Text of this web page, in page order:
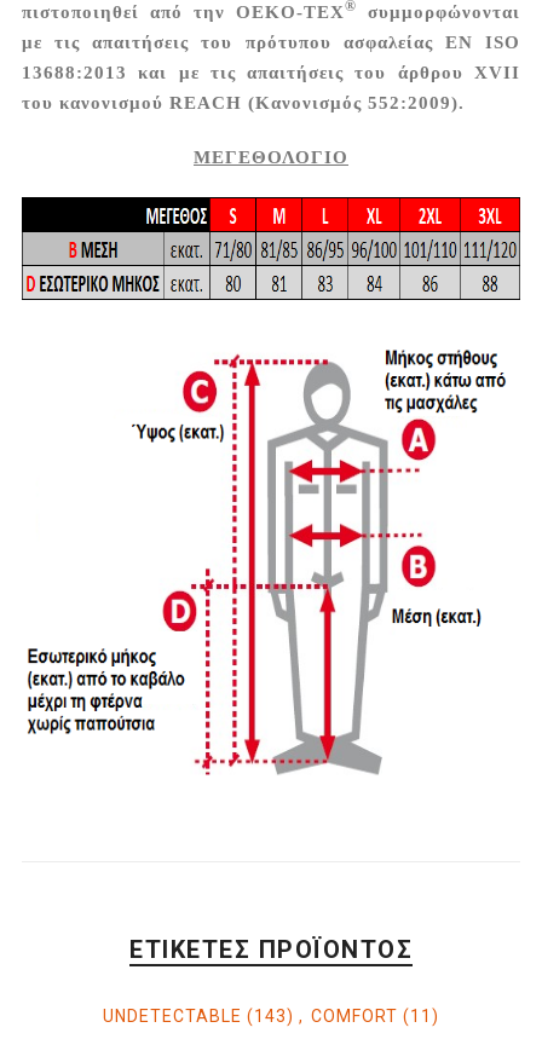
πιστοποιηθεί από τηνOEKO-TEX®
συμμορφώνονται
με τις απαιτήσεις του πρότυπου ασφαλείας EN ISO
13688:2013 και με τις απαιτήσεις του άρθρου XVII
του κανονισμού REACH (Κανονισμός 552:2009).
ΜΕΓΕΘΟΛΟΓΙΟ
ΕΤΙΚΈΤΕΣ ΠΡΟΪΌΝΤΟΣ
UNDETECTABLE (143) , COMFORT (11)